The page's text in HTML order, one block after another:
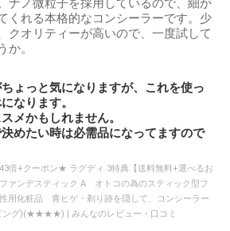
ナノ微粒子を採用しているので、細か
くれる本格的なコンシーラーです。少
クオリティーが高いので、一度試して
か。
ょっと気になりますが、これを使っ
なります。
メかもしれません。
めたい時は必需品になってますので
倍+クーポン★ ラグディ 3特典【送料無料+選べるお
ァンデスティック A オトコの為のスティック型フ
用化粧品 青ヒゲ・剃り跡を隠して、コンシーラー
ング)(★★★★) | みんなのレビュー・口コミ